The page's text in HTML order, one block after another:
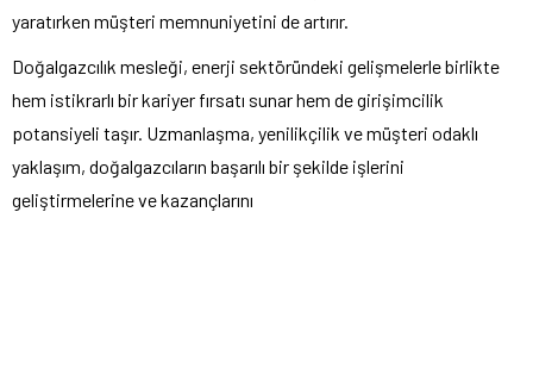
yaratırken müşteri memnuniyetini de artırır.
Doğalgazcılık mesleği, enerji sektöründeki gelişmelerle birlikte
hem istikrarlı bir kariyer fırsatı sunar hem de girişimcilik
potansiyeli taşır. Uzmanlaşma, yenilikçilik ve müşteri odaklı
yaklaşım, doğalgazcıların başarılı bir şekilde işlerini
geliştirmelerine ve kazançlarını